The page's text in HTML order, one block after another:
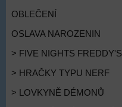
OBLEČENÍ
OSLAVA NAROZENIN
> FIVE NIGHTS FREDDY'S
> HRAČKY TYPU NERF
> LOVKYNĚ DÉMONŮ